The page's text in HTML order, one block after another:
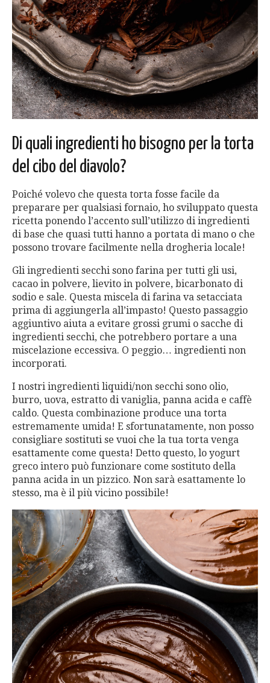
Di quali ingredienti ho bisogno per la torta
del cibo del diavolo?
Poiché volevo che questa torta fosse facile da
preparare per qualsiasi fornaio, ho sviluppato questa
ricetta ponendo l’accento sull’utilizzo di ingredienti
di base che quasi tutti hanno a portata di mano o che
possono trovare facilmente nella drogheria locale!
Gli ingredienti secchi sono farina per tutti gli usi,
cacao in polvere, lievito in polvere, bicarbonato di
sodio e sale. Questa miscela di farina va setacciata
prima di aggiungerla all’impasto! Questo passaggio
aggiuntivo aiuta a evitare grossi grumi o sacche di
ingredienti secchi, che potrebbero portare a una
miscelazione eccessiva. O peggio… ingredienti non
incorporati.
I nostri ingredienti liquidi/non secchi sono olio,
burro, uova, estratto di vaniglia, panna acida e caffè
caldo. Questa combinazione produce una torta
estremamente umida! E sfortunatamente, non posso
consigliare sostituti se vuoi che la tua torta venga
esattamente come questa! Detto questo, lo yogurt
greco intero può funzionare come sostituto della
panna acida in un pizzico. Non sarà esattamente lo
stesso, ma è il più vicino possibile!